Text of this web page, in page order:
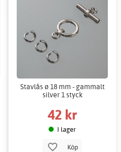
Stavlås ø 18 mm - gammalt
silver 1 styck
42 kr
I lager
Köp